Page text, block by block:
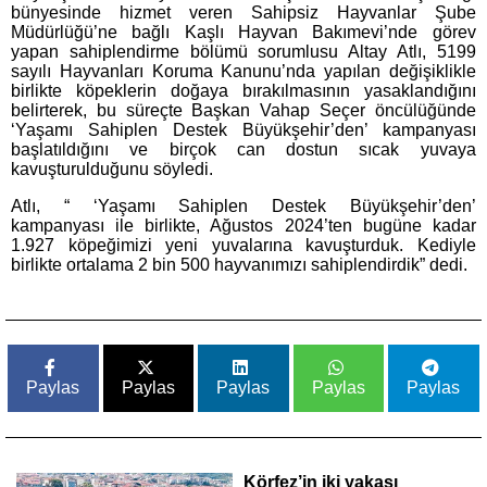
bünyesinde hizmet veren Sahipsiz Hayvanlar Şube
Müdürlüğü’ne bağlı Kaşlı Hayvan Bakımevi’nde görev
yapan sahiplendirme bölümü sorumlusu Altay Atlı, 5199
sayılı Hayvanları Koruma Kanunu’nda yapılan değişiklikle
birlikte köpeklerin doğaya bırakılmasının yasaklandığını
belirterek, bu süreçte Başkan Vahap Seçer öncülüğünde
‘Yaşamı Sahiplen Destek Büyükşehir’den’ kampanyası
başlatıldığını ve birçok can dostun sıcak yuvaya
kavuşturulduğunu söyledi.
Atlı, “ ‘Yaşamı Sahiplen Destek Büyükşehir’den’
kampanyası ile birlikte, Ağustos 2024’ten bugüne kadar
1.927 köpeğimizi yeni yuvalarına kavuşturduk. Kediyle
birlikte ortalama 2 bin 500 hayvanımızı sahiplendirdik” dedi.
Paylas Paylas Paylas Paylas Paylas
Körfez’in iki yakası